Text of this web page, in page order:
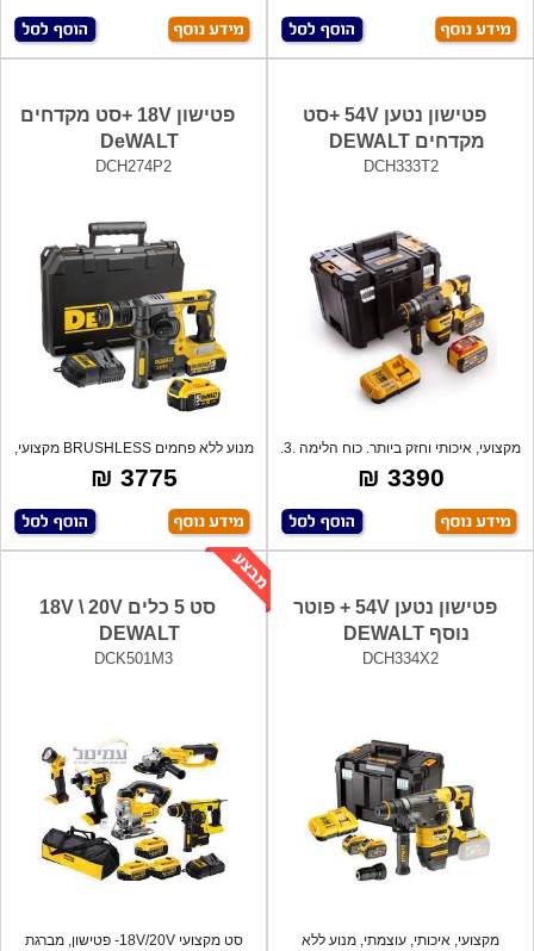
פטישון נטען 54V +סט
מקדחים DEWALT
DCH333T2
מקצועי, איכותי וחזק ביותר. כוח הלימה .3.
3390 ₪
פטישון 18V +סט מקדחים
DeWALT
DCH274P2
מנוע ללא פחמים BRUSHLESS מקצועי,
איכותי
3775 ₪
פטישון נטען 54V + פוטר
נוסף DEWALT
DCH334X2
מקצועי, איכותי, עוצמתי, מנוע ללא
סט 5 כלים 18V \ 20V
DEWALT
DCK501M3
סט מקצועי 18V/20V- פטישון, מברגת